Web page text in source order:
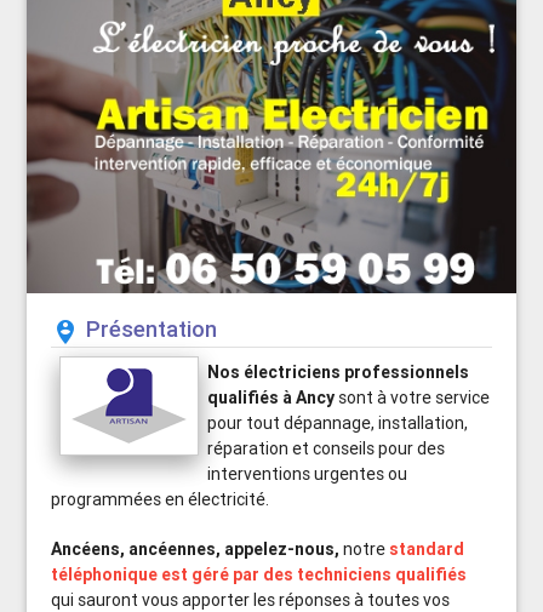
person_pin_circle Présentation
Nos électriciens professionnels
qualifiés à Ancy sont à votre service
pour tout dépannage, installation,
réparation et conseils pour des
interventions urgentes ou
programmées en électricité.
Ancéens, ancéennes, appelez-nous, notre standard
téléphonique est géré par des techniciens qualifiés
qui sauront vous apporter les réponses à toutes vos